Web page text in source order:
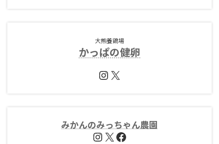
大熊養鶏場
かっぱの健卵
Instagram
X
みかんのみっちゃん農園
Instagram
X Facebook